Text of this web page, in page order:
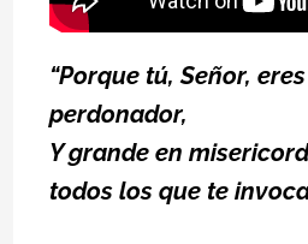
“Porque tú, Señor,
perdonador,
Y grande en
todos los que te